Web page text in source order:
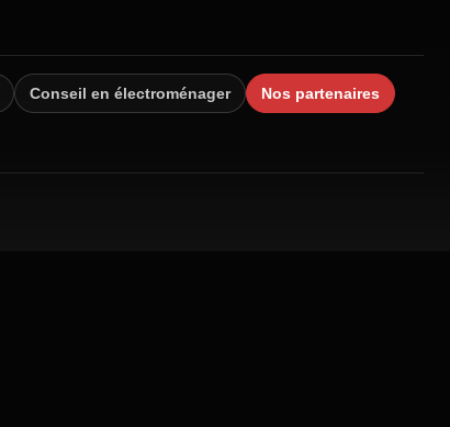
Conseil en électroménager Nos partenaires